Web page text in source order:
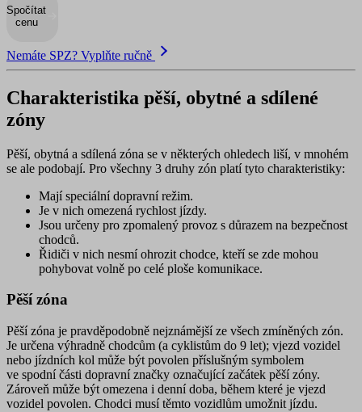
Spočítat
cenu
Nemáte SPZ? Vyplňte ručně
Charakteristika pěší, obytné a sdílené
zóny
Pěší, obytná a sdílená zóna se v některých ohledech liší, v mnohém
se ale podobají. Pro všechny 3 druhy zón platí tyto charakteristiky:
Mají speciální dopravní režim.
Je v nich omezená rychlost jízdy.
Jsou určeny pro zpomalený provoz s důrazem na bezpečnost
chodců.
Řidiči v nich nesmí ohrozit chodce, kteří se zde mohou
pohybovat volně po celé ploše komunikace.
Pěší zóna
Pěší zóna je pravděpodobně nejznámější ze všech zmíněných zón.
Je určena výhradně chodcům (a cyklistům do 9 let); vjezd vozidel
nebo jízdních kol může být povolen příslušným symbolem
ve spodní části dopravní značky označující začátek pěší zóny.
Zároveň může být omezena i denní doba, během které je vjezd
vozidel povolen. Chodci musí těmto vozidlům umožnit jízdu.